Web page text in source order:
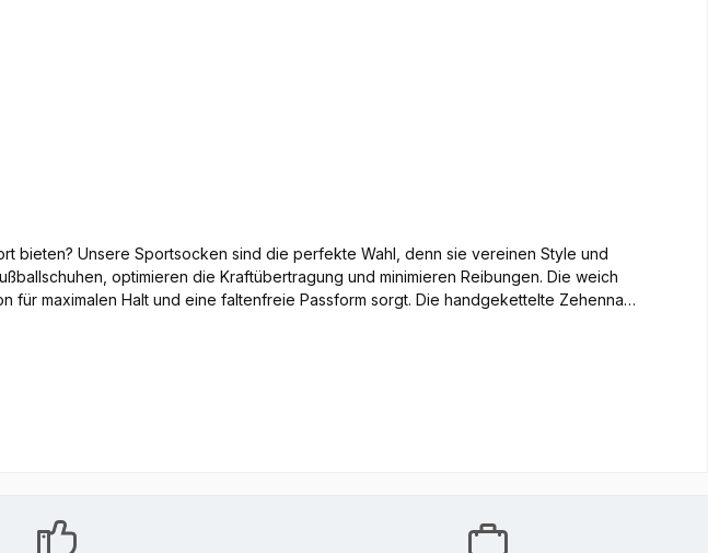
bieten? Unsere Sportsocken sind die perfekte Wahl, denn sie vereinen Style und
optimieren die Kraftübertragung und minimieren Reibungen. Die weich
maximalen Halt und eine faltenfreie Passform sorgt. Die handgekettelte Zehennaht